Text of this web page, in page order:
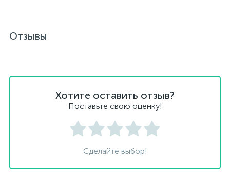
Отзывы
Хотите оставить отзыв?
Поставьте свою оценку!
Сделайте выбор!